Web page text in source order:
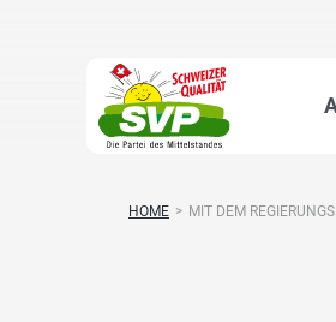
HOME > MIT DEM